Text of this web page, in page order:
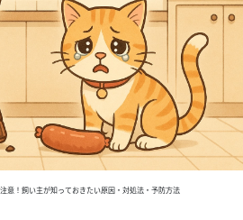
意！飼い主が知っておきたい原因・対処法・予防方法